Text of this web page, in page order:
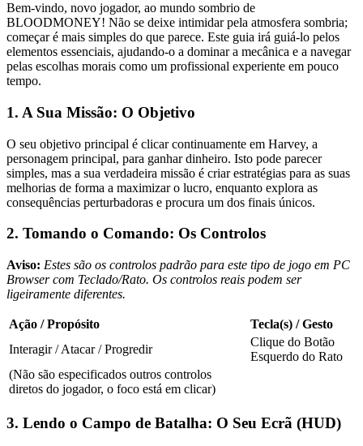
Bem-vindo, novo jogador, ao mundo sombrio de
BLOODMONEY! Não se deixe intimidar pela atmosfera sombria;
começar é mais simples do que parece. Este guia irá guiá-lo pelos
elementos essenciais, ajudando-o a dominar a mecânica e a navegar
pelas escolhas morais como um profissional experiente em pouco
tempo.
1. A Sua Missão: O Objetivo
O seu objetivo principal é clicar continuamente em Harvey, a
personagem principal, para ganhar dinheiro. Isto pode parecer
simples, mas a sua verdadeira missão é criar estratégias para as suas
melhorias de forma a maximizar o lucro, enquanto explora as
consequências perturbadoras e procura um dos finais únicos.
2. Tomando o Comando: Os Controlos
Aviso: Estes são os controlos padrão para este tipo de jogo em PC
Browser com Teclado/Rato. Os controlos reais podem ser
ligeiramente diferentes.
Ação / Propósito
Tecla(s) / Gesto
Interagir / Atacar / Progredir
Clique do Botão
Esquerdo do Rato
(Não são especificados outros controlos
diretos do jogador, o foco está em clicar)
3. Lendo o Campo de Batalha: O Seu Ecrã (HUD)